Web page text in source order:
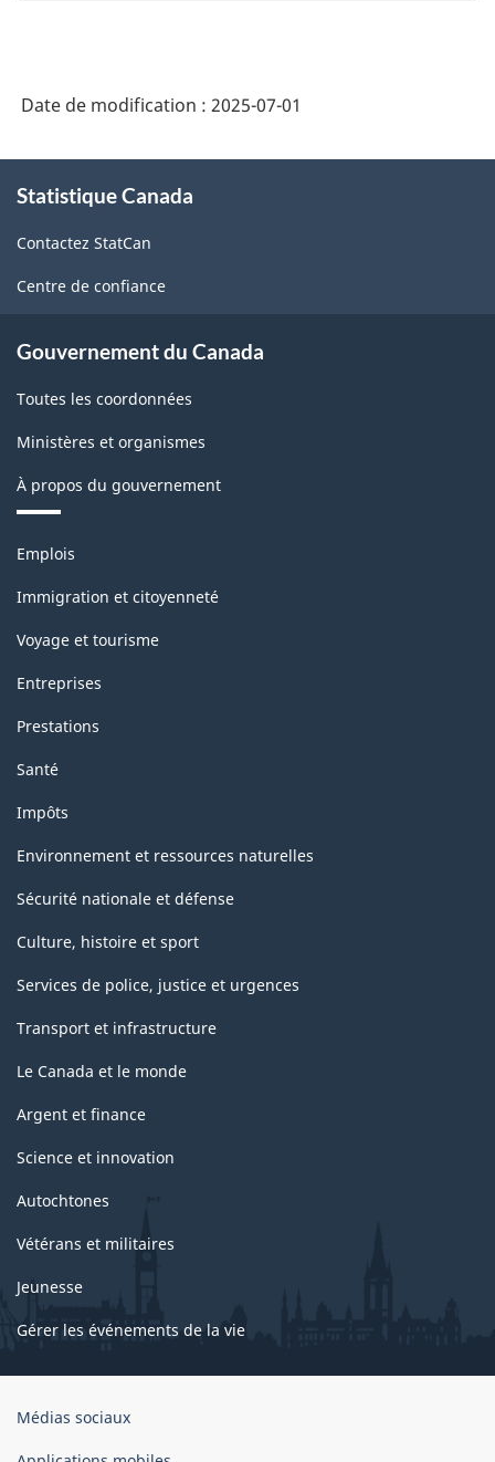
Date de modification : 2025-07-01
propos
ce
site
Statistique Canada
Contactez StatCan
Centre de confiance
Gouvernement du Canada
Toutes les coordonnées
Ministères et organismes
À propos du gouvernement
Thèmes
sujets
Emplois
Immigration et citoyenneté
Voyage et tourisme
Entreprises
Prestations
Santé
Impôts
Environnement et ressources naturelles
Sécurité nationale et défense
Culture, histoire et sport
Services de police, justice et urgences
Transport et infrastructure
Le Canada et le monde
Argent et finance
Science et innovation
Autochtones
Vétérans et militaires
Jeunesse
Gérer les événements de la vie
Organisation
Médias sociaux